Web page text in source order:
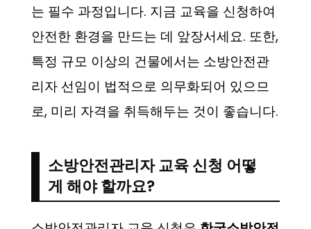
는 필수 과정입니다. 지금 교육을 신청하여
안전한 환경을 만드는 데 앞장서세요. 또한,
특정 규모 이상의 건물에서는 소방안전관
리자 선임이 법적으로 의무화되어 있으므
로, 미리 자격을 취득해두는 것이 좋습니다.
소방안전관리자 교육 신청 어떻
게 해야 할까요?